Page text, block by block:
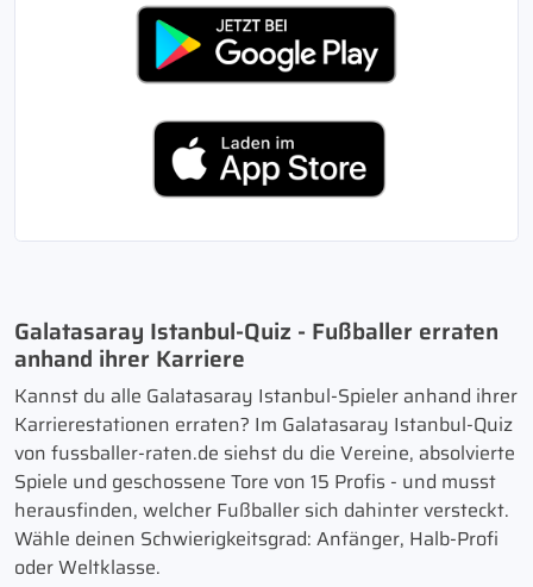
Galatasaray Istanbul-Quiz - Fußballer erraten
anhand ihrer Karriere
Kannst du alle Galatasaray Istanbul-Spieler anhand ihrer
Karrierestationen erraten? Im Galatasaray Istanbul-Quiz
von fussballer-raten.de siehst du die Vereine, absolvierte
Spiele und geschossene Tore von 15 Profis - und musst
herausfinden, welcher Fußballer sich dahinter versteckt.
Wähle deinen Schwierigkeitsgrad: Anfänger, Halb-Profi
oder Weltklasse.